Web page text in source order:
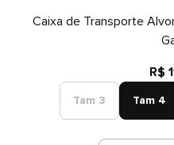
Caixa de Transporte
R$
Tam 3 Tam 4